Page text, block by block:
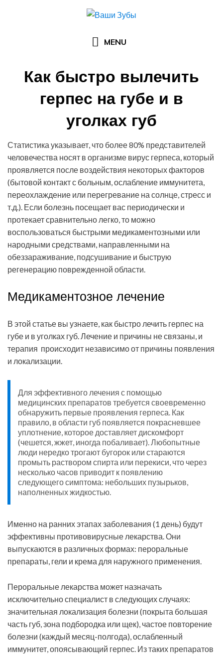
MENU
Как быстро вылечить
герпес на губе и в
уголках губ
by Арзы Умерова
Posted
20.05.2016
Статистика указывает, что более 80% представителей
человечества носят в организме вирус герпеса, который
проявляется после воздействия некоторых факторов
(бытовой контакт с больным, ослабление иммунитета,
переохлаждение или перегревание на солнце, стресс и
т.д.). Если болезнь посещает вас периодически и
протекает сравнительно легко, то можно
воспользоваться быстрыми медикаментозными или
народными средствами, направленными на
обеззараживание, подсушивание и быструю
регенерацию поврежденной области.
Медикаментозное лечение
В этой статье вы узнаете, как быстро лечить герпес на
губе и в уголках губ. Лечение и причины не связаны, и
терапия происходит независимо от причины появления
и локализации.
Для эффективного лечения с помощью
медицинских препаратов требуется своевременно
обнаружить первые проявления герпеса. Как
правило, в области губ появляется покрасневшее
уплотнение, которое доставляет дискомфорт
(чешется, жжет, иногда побаливает). Любопытные
люди нередко трогают бугорок или стараются
промыть раствором спирта или перекиси, что через
несколько часов приводит к появлению
следующего симптома: небольших пузырьков,
наполненных жидкостью.
Именно на ранних этапах заболевания (1 день) будут
эффективны противовирусные лекарства. Они
выпускаются в различных формах: пероральные
препараты, гели и крема для наружного применения.
Пероральные лекарства может назначать
исключительно специалист в следующих случаях:
значительная локализация болезни (покрыта большая
часть губ, зона подбородка или щек), частое повторение
болезни (каждый месяц-полгода), ослабленный
иммунитет, опоясывающий герпес. Из таких препаратов